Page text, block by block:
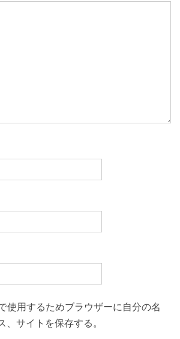
使用するためブラウザーに自分の名
サイトを保存する。